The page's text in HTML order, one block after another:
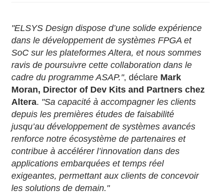
"ELSYS Design dispose d’une solide expérience
dans le développement de systèmes FPGA et
SoC sur les plateformes Altera, et nous sommes
ravis de poursuivre cette collaboration dans le
cadre du programme ASAP.", déclare Mark
Moran, Director of Dev Kits and Partners chez
Altera. "Sa capacité à accompagner les clients
depuis les premières études de faisabilité
jusqu’au développement de systèmes avancés
renforce notre écosystème de partenaires et
contribue à accélérer l’innovation dans des
applications embarquées et temps réel
exigeantes, permettant aux clients de concevoir
les solutions de demain."